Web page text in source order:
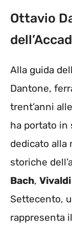
Ottavio
Alla guida
Dantone,
trent’anni
ha portato in
dedicato alla
storiche
Bach, Vivaldi
Settecento,
rappresenta